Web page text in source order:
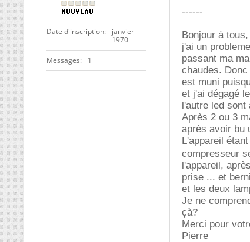
Date d'inscription
janvier
1970
Messages 1
------
Bonjour à tous,
j'ai un
passant ma
chaudes.
est muni
et j'ai dégagé
l'autre led sont
Après 2 ou 3
après avoir bu
L'appareil
compresseur
l'appareil,
prise ... et
et les deux
Je ne
çà?
Merci pour
Pierre